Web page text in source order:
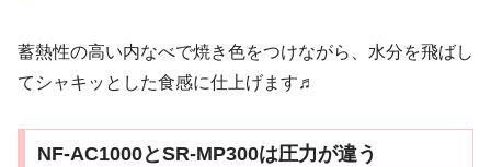
蓄熱性の高い内なべで焼き色をつけながら、水分を飛ばし
てシャキッとした食感に仕上げます♬
NF-AC1000とSR-MP300は圧力が違う